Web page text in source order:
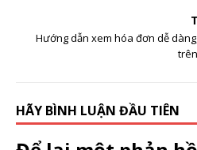
Hướng dẫn xem hóa đơn dễ
HÃY BÌNH LUẬN ĐẦU TIÊN